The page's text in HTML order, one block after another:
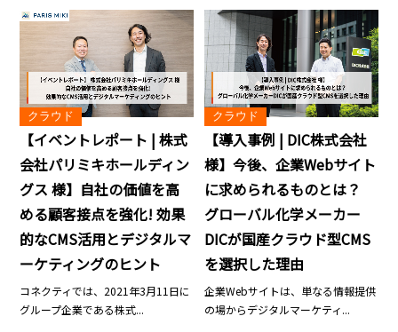
クラウド
【イベントレポート | 株式
会社パリミキホールディン
グス 様】自社の価値を高
める顧客接点を強化! 効果
的なCMS活用とデジタルマ
ーケティングのヒント
コネクティでは、2021年3月11日に
グループ企業である株式...
クラウド
【導入事例 | DIC株式会社
様】今後、企業Webサイト
に求められるものとは？
グローバル化学メーカー
DICが国産クラウド型CMS
を選択した理由
企業Webサイトは、単なる情報提供
の場からデジタルマーケティ...